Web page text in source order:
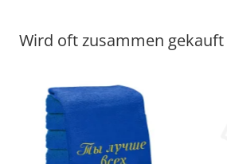
Wird oft zusammen gekauft